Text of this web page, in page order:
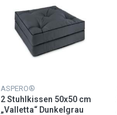
ASPERO®
2 Stuhlkissen 50x50 cm
„Valletta“ Dunkelgrau